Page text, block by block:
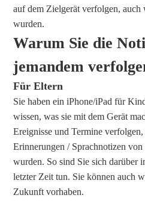
auf dem Zielgerät verfolgen, auch
wurden.
Warum Sie die
jemandem
Für Eltern
Sie haben ein iPhone/iPad für
wissen, was sie mit dem Gerät
Ereignisse und Termine
Erinnerungen / Sprachnotizen
wurden. So sind Sie sich darüber
letzter Zeit tun. Sie können auch
Zukunft vorhaben.